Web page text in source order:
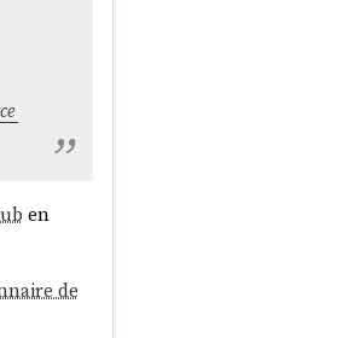
en
de